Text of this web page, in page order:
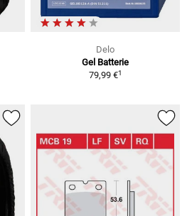
Delo
Gel Batterie
79,99 €1